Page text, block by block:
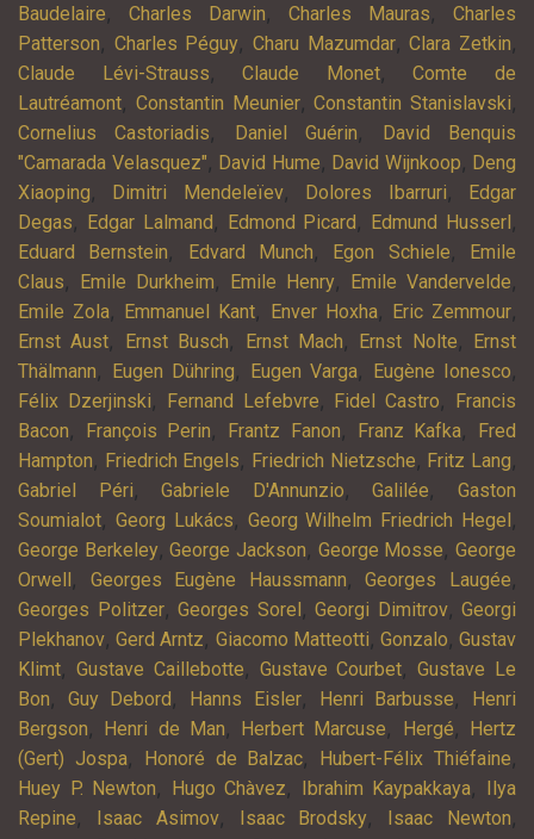
Baudelaire, Charles Darwin, Charles Mauras, Charles
Patterson, Charles Péguy,Charu Mazumdar,Clara Zetkin,
Claude Lévi-Strauss,Claude Monet,Comte de
Lautréamont, Constantin Meunier,Constantin Stanislavski,
Cornelius Castoriadis, Daniel Guérin,
David Benquis
"Camarada Velasquez", David Hume, David Wijnkoop, Deng
Xiaoping, Dimitri Mendeleïev, Dolores Ibarruri,
Edgar
Degas, Edgar Lalmand , Edmond Picard , Edmund Husserl ,
Eduard Bernstein, Edvard Munch, Egon Schiele,
Emile
Claus, Emile Durkheim, Emile Henry, Emile Vandervelde,
Emile Zola, Emmanuel Kant, Enver Hoxha, Eric Zemmour,
Ernst Aust, Ernst Busch, Ernst Mach, Ernst Nolte,
Ernst
Thälmann, Eugen Dühring, Eugen Varga, Eugène Ionesco,
Félix Dzerjinski, Fernand Lefebvre, Fidel Castro,
Francis
Bacon, François Perin, Frantz Fanon, Franz Kafka,
Fred
Hampton, Friedrich Engels, Friedrich Nietzsche, Fritz Lang,
Gabriel Péri,Gabriele D'Annunzio,Galilée,Gaston
Soumialot, Georg Lukács, Georg Wilhelm Friedrich Hegel ,
George Berkeley,George Jackson, George Mosse,George
Orwell , Georges Eugène Haussmann,Georges Laugée,
Georges Politzer, Georges Sorel , Georgi Dimitrov, Georgi
Plekhanov,Gerd Arntz, Giacomo Matteotti, Gonzalo,Gustav
Klimt, Gustave Caillebotte, Gustave Courbet,Gustave Le
Bon, Guy Debord , Hanns Eisler, Henri Barbusse,
Henri
Bergson, Henri de Man, Herbert Marcuse, Hergé,
Hertz
(Gert) Jospa, Honoré de Balzac, Hubert-Félix Thiéfaine,
Huey P. Newton, Hugo Chàvez, Ibrahim Kaypakkaya,
Ilya
Repine, Isaac Asimov, Isaac Brodsky, Isaac Newton,